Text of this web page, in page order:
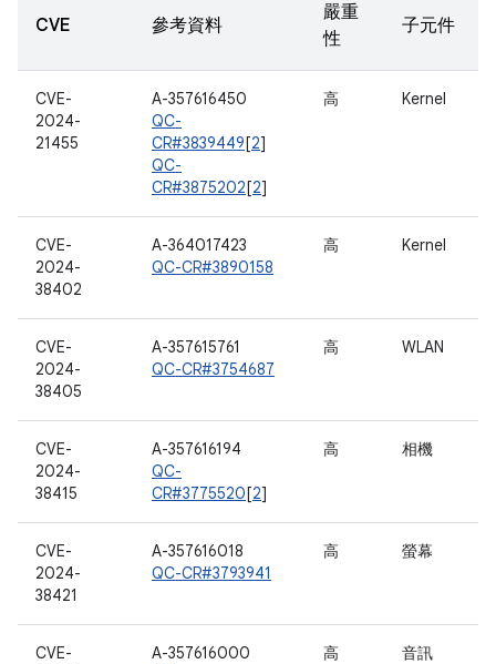
CVE 參考資料
嚴重
性
子元件
CVE-
2024-
21455
A-357616450
QC-
CR#3839449[2]
QC-
CR#3875202[2]
高 Kernel
CVE-
2024-
38402
A-364017423
QC-CR#3890158
高 Kernel
CVE-
2024-
38405
A-357615761
QC-CR#3754687
高 WLAN
CVE-
2024-
38415
A-357616194
QC-
CR#3775520[2]
高 相機
CVE-
2024-
38421
A-357616018
QC-CR#3793941
高 螢幕
CVE-
A-357616000
高 音訊